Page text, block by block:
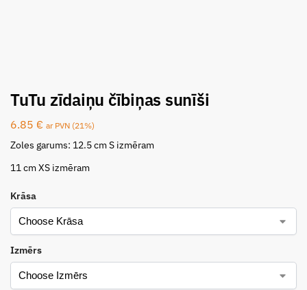
TuTu zīdaiņu čībiņas sunīši
6.85 € ar PVN (21%)
Zoles garums: 12.5 cm S izmēram
11 cm XS izmēram
Krāsa
Izmērs